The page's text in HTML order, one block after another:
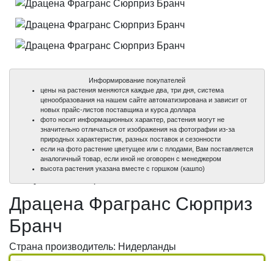
100%
100%
100%
Информирование покупателей
цены на растения меняются каждые два, три дня, система
ценообразования на нашем сайте автоматизирована и зависит от
новых прайс-листов поставщика и курса доллара
фото носит информационных характер, растения могут не
значительно отличаться от изображения на фотографии из-за
природных характеристик, разных поставок и сезонности
если на фото растение цветущее или с плодами, Вам поставляется
аналогичный товар, если иной не оговорен с менеджером
высота растения указана вместе с горшком (кашпо)
Драцена Фрагранс Сюрприз
Бранч
Страна производитель: Нидерланды